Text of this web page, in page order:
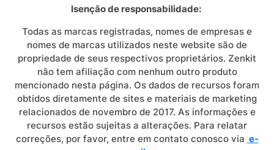
Isenção de responsabilidade:
Todas as marcas registradas, nomes de empresas e
nomes de marcas utilizados neste website são de
propriedade de seus respectivos proprietários. Zenkit
não tem afiliação com nenhum outro produto
mencionado nesta página. Os dados de recursos foram
obtidos diretamente de sites e materiais de marketing
relacionados de novembro de 2017. As informações e
recursos estão sujeitas a alterações. Para relatar
correções, por favor, entre em contato conosco via e-